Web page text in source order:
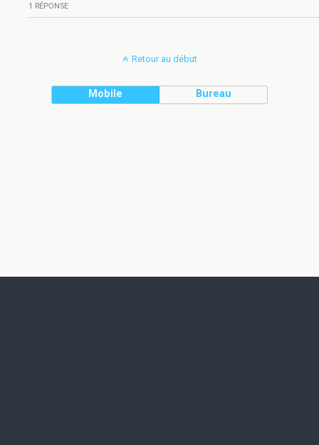
1 RÉPONSE
Retour au début
Mobile Bureau